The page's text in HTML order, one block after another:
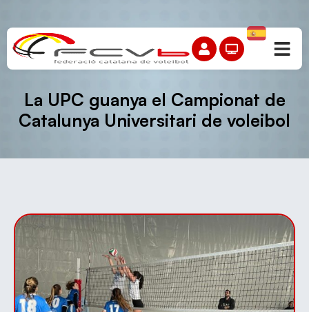
La UPC guanya el Campionat de
Catalunya Universitari de voleibol